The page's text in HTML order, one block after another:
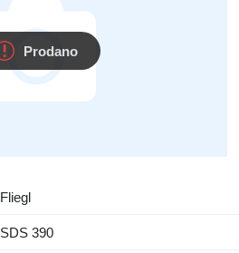
Prodano
Fliegl
SDS 390